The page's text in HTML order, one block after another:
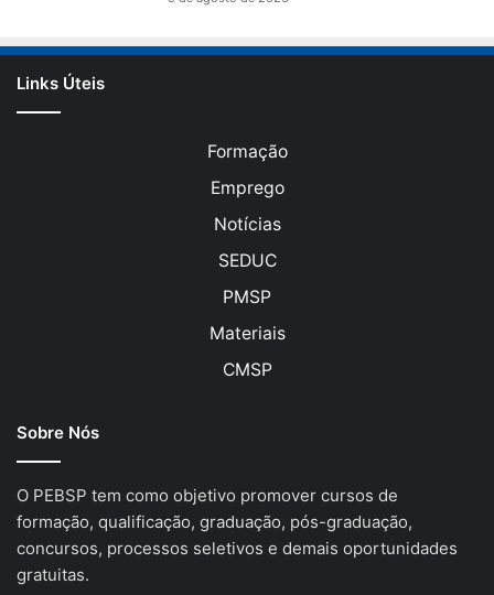
Links Úteis
Formação
Emprego
Notícias
SEDUC
PMSP
Materiais
CMSP
Sobre Nós
O PEBSP tem como objetivo promover cursos de
formação, qualificação, graduação, pós-graduação,
concursos, processos seletivos e demais oportunidades
gratuitas.